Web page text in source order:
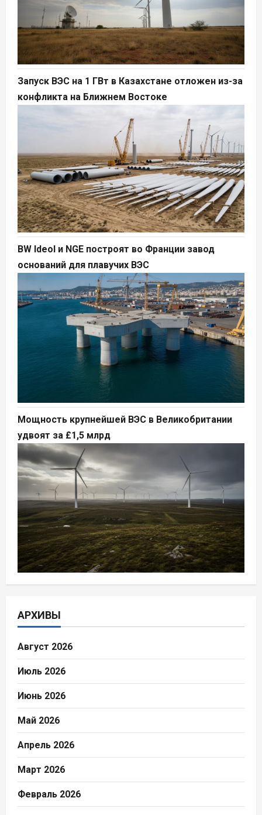
Запуск ВЭС на 1 ГВт в Казахстане отложен из-за
конфликта на Ближнем Востоке
BW Ideol и NGE построят во Франции завод
оснований для плавучих ВЭС
Мощность крупнейшей ВЭС в Великобритании
удвоят за £1,5 млрд
АРХИВЫ
Август 2026
Июль 2026
Июнь 2026
Май 2026
Апрель 2026
Март 2026
Февраль 2026